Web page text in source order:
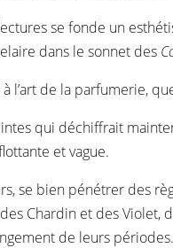
se fonde un
dans le sonnet des
de la parfumerie,
qui déchiffrait
et vague.
se bien pénétrer des
Chardin et des Violet,
de leurs